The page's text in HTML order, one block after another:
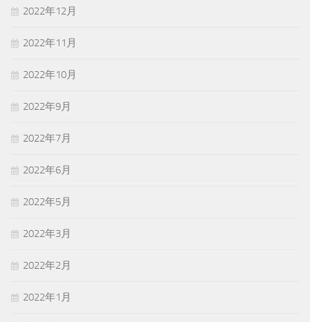
2022年12月
2022年11月
2022年10月
2022年9月
2022年7月
2022年6月
2022年5月
2022年3月
2022年2月
2022年1月